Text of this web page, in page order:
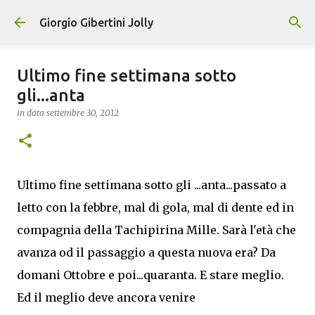
Passa ai contenuti principali
Giorgio Gibertini Jolly
Ultimo fine settimana sotto
gli...anta
in data settembre 30, 2012
Ultimo fine settimana sotto gli ...anta...passato a
letto con la febbre, mal di gola, mal di dente ed in
compagnia della Tachipirina Mille. Sarà l'età che
avanza od il passaggio a questa nuova era? Da
domani Ottobre e poi...quaranta. E stare meglio.
Ed il meglio deve ancora venire